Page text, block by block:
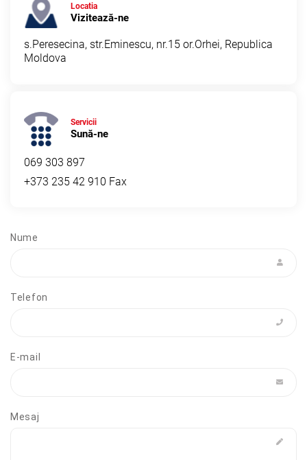
Locatia
Vizitează-ne
s.Peresecina, str.Eminescu, nr.15 or.Orhei, Republica
Moldova
Servicii
Sună-ne
069 303 897
+373 235 42 910 Fax
Nume
Telefon
E-mail
Mesaj